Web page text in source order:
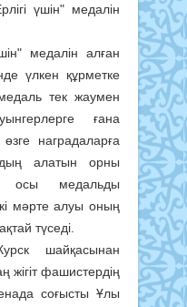
үшін" медалін
медалін алған
үлкен құрметке
тек жаумен
ғана
наградаларға
алатын орны
осы медальды
мәрте алуы оның
түседі.
шайқасынан
жігіт фашистердің
соғысты Ұлы